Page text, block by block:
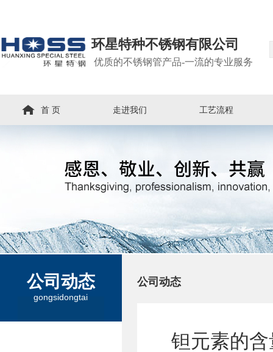
环星特种不锈钢有限公司
优质的不锈钢管产品-一流的专业服务
首 页 走进我们 工艺流程
公司动态
gongsidongtai
公司动态
钽元素的